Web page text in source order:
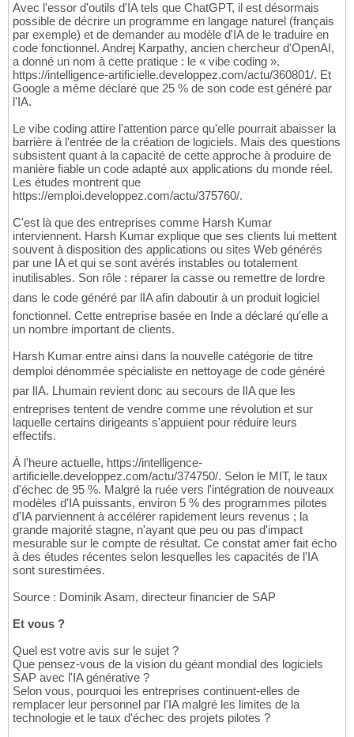
Avec l'essor d'outils d'IA tels que ChatGPT, il est désormais
possible de décrire un programme en langage naturel (français
par exemple) et de demander au modèle d'IA de le traduire en
code fonctionnel. Andrej Karpathy, ancien chercheur d'OpenAI,
a donné un nom à cette pratique : le « vibe coding ».
https://intelligence-artificielle.developpez.com/actu/360801/. Et
Google a même déclaré que 25 % de son code est généré par
l'IA.
Le vibe coding attire l'attention parce qu'elle pourrait abaisser la
barrière à l'entrée de la création de logiciels. Mais des questions
subsistent quant à la capacité de cette approche à produire de
manière fiable un code adapté aux applications du monde réel.
Les études montrent que
https://emploi.developpez.com/actu/375760/.
C'est là que des entreprises comme Harsh Kumar
interviennent. Harsh Kumar explique que ses clients lui mettent
souvent à disposition des applications ou sites Web générés
par une IA et qui se sont avérés instables ou totalement
inutilisables. Son rôle : réparer la casse ou remettre de lordre
dans le code généré par lIA afin daboutir à un produit logiciel
fonctionnel. Cette entreprise basée en Inde a déclaré qu'elle a
un nombre important de clients.
Harsh Kumar entre ainsi dans la nouvelle catégorie de titre
demploi dénommée spécialiste en nettoyage de code généré
par lIA. Lhumain revient donc au secours de lIA que les
entreprises tentent de vendre comme une révolution et sur
laquelle certains dirigeants s'appuient pour réduire leurs
effectifs.
À l'heure actuelle, https://intelligence-
artificielle.developpez.com/actu/374750/. Selon le MIT, le taux
d'échec de 95 %. Malgré la ruée vers l'intégration de nouveaux
modèles d'IA puissants, environ 5 % des programmes pilotes
d'IA parviennent à accélérer rapidement leurs revenus ; la
grande majorité stagne, n'ayant que peu ou pas d'impact
mesurable sur le compte de résultat. Ce constat amer fait écho
à des études récentes selon lesquelles les capacités de l'IA
sont surestimées.
Source : Dominik Asam, directeur financier de SAP
Et vous ?
Quel est votre avis sur le sujet ?
Que pensez-vous de la vision du géant mondial des logiciels
SAP avec l'IA générative ?
Selon vous, pourquoi les entreprises continuent-elles de
remplacer leur personnel par l'IA malgré les limites de la
technologie et le taux d'échec des projets pilotes ?